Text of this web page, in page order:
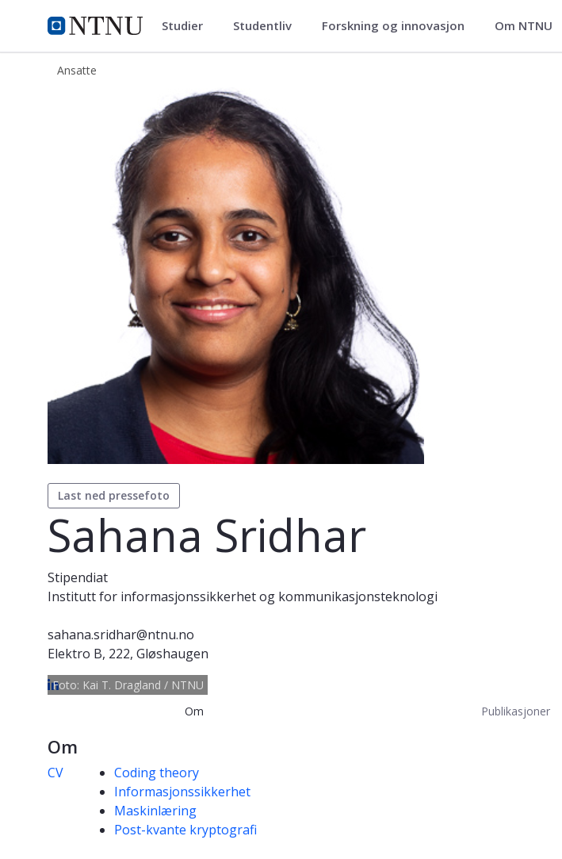
NTNU Hjemmeside
ntnu.no Studier Studentliv Forskning og innovasjon Om NTNU
Ansatte
Foto: Kai T. Dragland / NTNU
Last ned pressefoto
Sahana Sridhar
Stipendiat
Institutt for informasjonssikkerhet og kommunikasjonsteknologi
sahana.sridhar@ntnu.no
Elektro B, 222, Gløshaugen
Om Publikasjoner
Om
CV Kompetanseord
Coding theory
Informasjonssikkerhet
Maskinlæring
Post-kvante kryptografi